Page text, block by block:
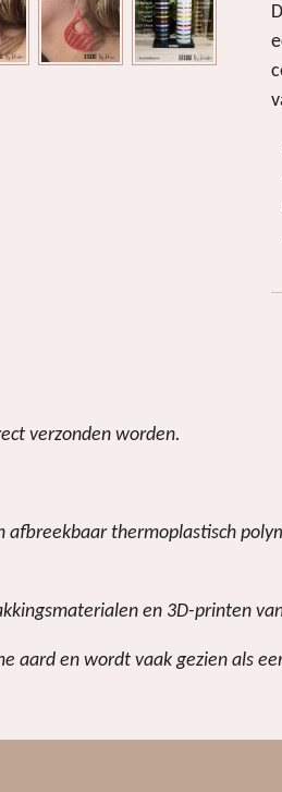
verzonden worden.
afbreekbaar thermoplastisch
en 3D-printen
aard en wordt vaak gezien als